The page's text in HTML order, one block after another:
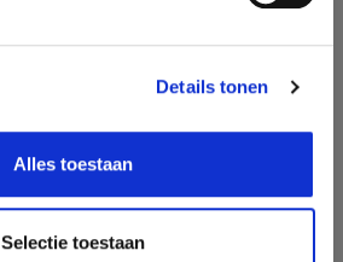
Details tonen
Alles toestaan
Selectie toestaan